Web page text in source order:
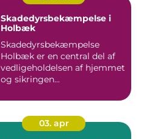
Skadedyrsbekæmpelse i
Holbæk
Skadedyrsbekæmpelse
Holbæk er en central del af
vedligeholdelsen af hjemmet
og sikringen...
03. apr